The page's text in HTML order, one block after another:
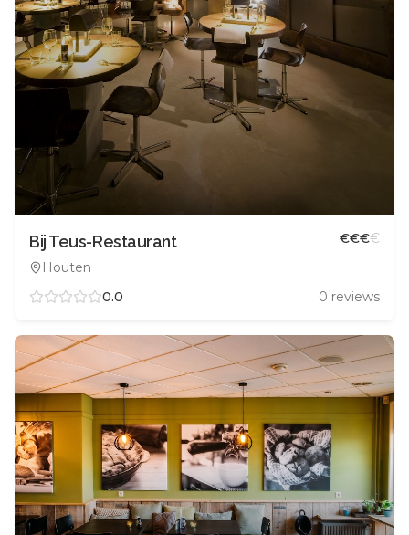
Bij Teus-Restaurant
Houten
€€€€
0.0 0 reviews